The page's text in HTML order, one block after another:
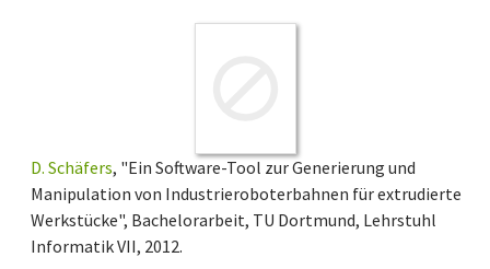
D. Schäfers, "Ein Software-Tool zur Generierung und
Manipulation von Industrieroboterbahnen für extrudierte
Werkstücke", Bachelorarbeit, TU Dortmund, Lehrstuhl
Informatik VII, 2012.